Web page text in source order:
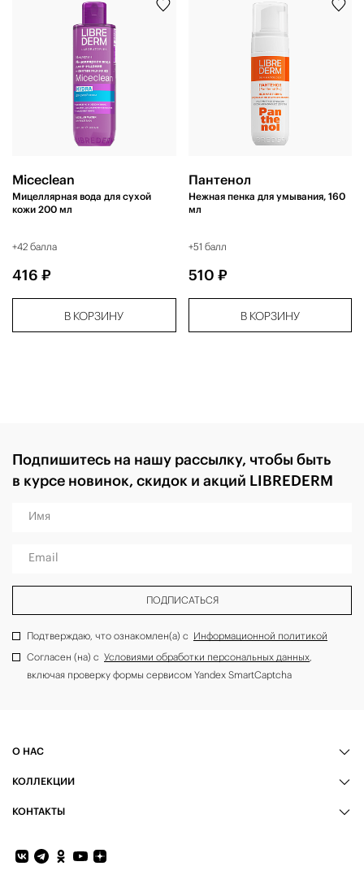
Miceclean
Мицеллярная вода для сухой
кожи 200 мл
+42 балла
416 ₽
В КОРЗИНУ
Пантенол
Нежная пенка для умывания, 160
мл
+51 балл
510 ₽
В КОРЗИНУ
Подпишитесь на нашу рассылку, чтобы быть
в курсе новинок, скидок и акций LIBREDERM
Имя
Email
ПОДПИСАТЬСЯ
Подтверждаю, что ознакомлен(а) с Информационной политикой
Согласен (на) с Условиями обработки персональных данных,
включая проверку формы сервисом Yandex SmartCaptcha
О НАС
КОЛЛЕКЦИИ
КОНТАКТЫ